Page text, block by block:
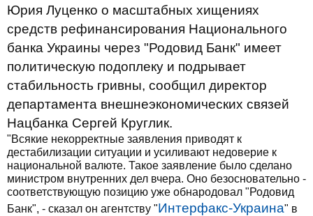
Юрия Луценко о масштабных хищениях
средств рефинансирования Национального
банка Украины через "Родовид Банк" имеет
политическую подоплеку и подрывает
стабильность гривны, сообщил директор
департамента внешнеэкономических связей
Нацбанка Сергей Круглик.
"Всякие некорректные заявления приводят к
дестабилизации ситуации и усиливают недоверие к
национальной валюте. Такое заявление было сделано
министром внутренних дел вчера. Оно безосновательно -
соответствующую позицию уже обнародовал "Родовид
Банк", - сказал он агентству "Интерфакс-Украина" в